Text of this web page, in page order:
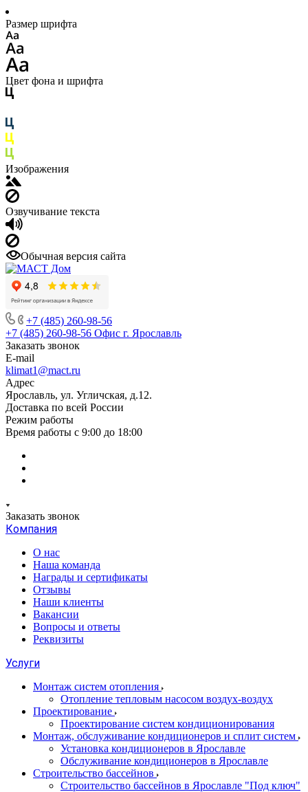
Размер шрифта
Цвет фона и шрифта
Изображения
Озвучивание текста
Обычная версия сайта
+7 (485) 260-98-56
+7 (485) 260-98-56 Офис г. Ярославль
Заказать звонок
E-mail
klimat1@mact.ru
Адрес
Ярославль, ул. Угличская, д.12.
Доставка по всей России
Режим работы
Время работы с 9:00 до 18:00
Заказать звонок
Компания
О нас
Наша команда
Награды и сертификаты
Отзывы
Наши клиенты
Вакансии
Вопросы и ответы
Реквизиты
Услуги
Монтаж систем отопления
Отопление тепловым насосом воздух-воздух
Проектирование
Проектирование систем кондиционирования
Монтаж, обслуживание кондиционеров и сплит систем
Установка кондиционеров в Ярославле
Обслуживание кондиционеров в Ярославле
Строительство бассейнов
Строительство бассейнов в Ярославле "Под ключ"